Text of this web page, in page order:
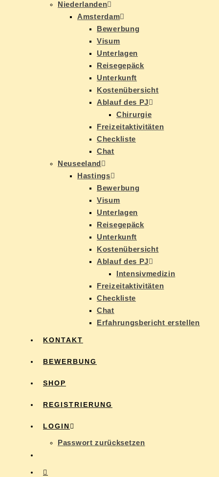
Nie­der­lan­den
Ams­ter­dam
Be­wer­bung
Vi­sum
Un­ter­la­gen
Rei­se­ge­päck
Un­ter­kunft
Kos­ten­über­sicht
Ab­lauf des PJ
Chir­ur­gie
Frei­zeit­ak­ti­vi­tä­ten
Check­lis­te
Chat
Neu­see­land
Has­tings
Be­wer­bung
Vi­sum
Un­ter­la­gen
Rei­se­ge­päck
Un­ter­kunft
Kos­ten­über­sicht
Ab­lauf des PJ
In­ten­siv­me­di­zin
Frei­zeit­ak­ti­vi­tä­ten
Check­lis­te
Chat
Er­fah­rungs­be­richt erstellen
KON­TAKT
BE­WER­BUNG
SHOP
RE­GIS­TRIE­RUNG
LOG­IN
Pass­wort zurücksetzen